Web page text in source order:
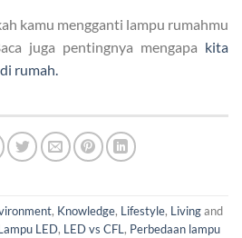
kamu mengganti lampu rumahmu
juga pentingnya mengapa kita
rumah.
, Knowledge, Lifestyle, Livingand
LED, LED vs CFL, Perbedaan lampu